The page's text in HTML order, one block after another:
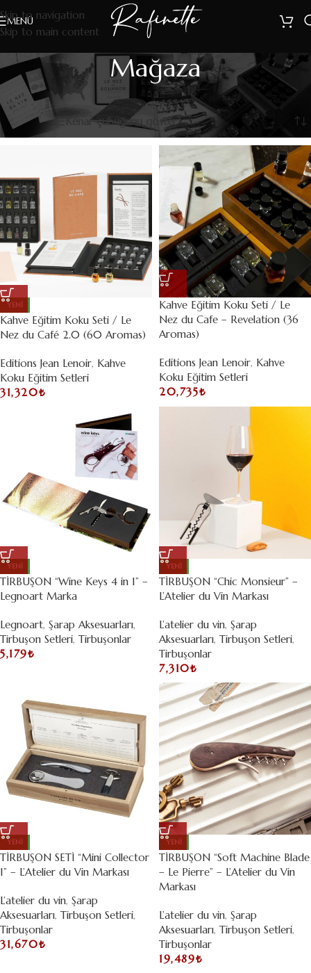
Skip to navigation
Skip to main content
MENÜ
Mağaza
Mağaza 59 sonuçtan 1-12 arası gösteriliyor
Filters Kenar çubuğunu göster
YENI
Kahve Eğitim Koku Seti / Le
Nez du Café 2.0 (60 Aromas)
Editions Jean Lenoir, Kahve
Koku Eğitim Setleri
31,320₺
Kahve Eğitim Koku Seti / Le
Nez du Cafe – Revelation (36
Aromas)
Editions Jean Lenoir, Kahve
Koku Eğitim Setleri
20,735₺
YENI
TİRBUŞON “Wine Keys 4 in 1” –
Legnoart Marka
Legnoart, Şarap Aksesuarları,
Tirbuşon Setleri, Tirbuşonlar
5,179₺
YENI
TİRBUŞON “Chic Monsieur” –
L’Atelier du Vin Markası
L’atelier du vin, Şarap
Aksesuarları, Tirbuşon Setleri,
Tirbuşonlar
7,310₺
YENI
TİRBUŞON SETİ “Mini Collector
1” – L’Atelier du Vin Markası
L’atelier du vin, Şarap
Aksesuarları, Tirbuşon Setleri,
Tirbuşonlar
31,670₺
YENI
TİRBUŞON “Soft Machine Blade
– Le Pierre” – L’Atelier du Vin
Markası
L’atelier du vin, Şarap
Aksesuarları, Tirbuşon Setleri,
Tirbuşonlar
19,489₺